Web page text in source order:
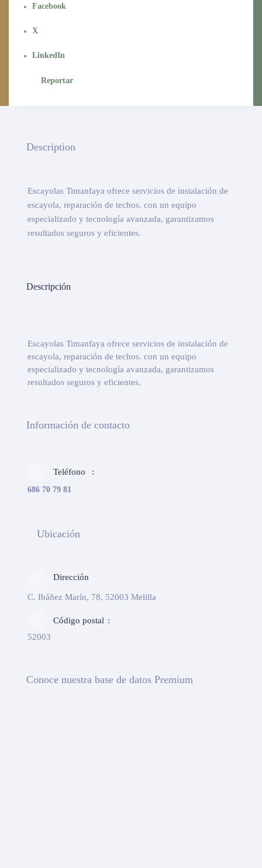
Facebook
X
LinkedIn
Reportar
Description
Escayolas Timanfaya ofrece servicios de instalación de
escayola, reparación de techos. con un equipo
especializado y tecnología avanzada, garantizamos
resultados seguros y eficientes.
Descripción
Escayolas Timanfaya ofrece servicios de instalación de
escayola, reparación de techos. con un equipo
especializado y tecnología avanzada, garantizamos
resultados seguros y eficientes.
Información de contacto
Teléfono
686 70 79 81
Ubicación
Dirección
C. Ibáñez Marín, 78, 52003 Melilla
Código postal
52003
Conoce nuestra base de datos Premium